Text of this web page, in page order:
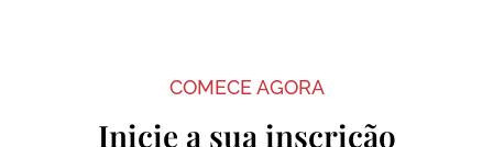
COMECE AGORA
Inicie a sua inscrição